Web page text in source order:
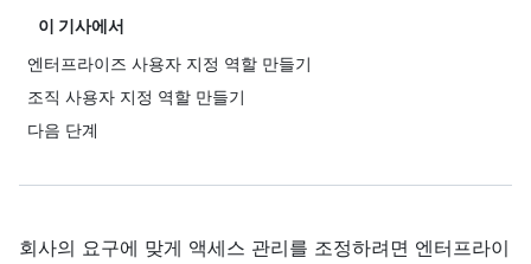
이 기사에서
엔터프라이즈 사용자 지정 역할 만들기
조직 사용자 지정 역할 만들기
다음 단계
회사의 요구에 맞게 액세스 관리를 조정하려면 엔터프라이